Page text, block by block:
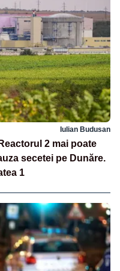
Iulian Budusan
2 mai poate
secetei pe Dunăre.
1